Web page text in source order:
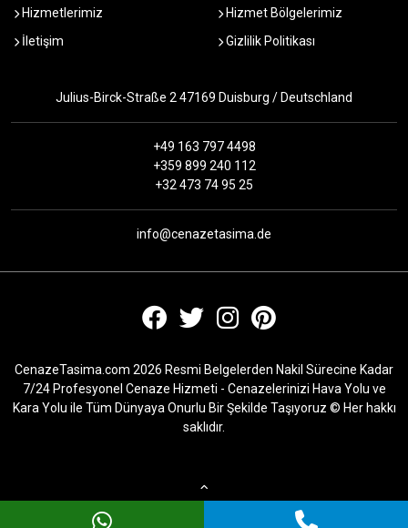
Hizmetlerimiz
Hizmet Bölgelerimiz
İletişim
Gizlilik Politikası
Julius-Birck-Straße 2 47169 Duisburg / Deutschland
+49 163 797 4498
+359 899 240 112
+32 473 74 95 25
info@cenazetasima.de
CenazeTasima.com 2026 Resmi Belgelerden Nakil Sürecine Kadar
7/24 Profesyonel Cenaze Hizmeti - Cenazelerinizi Hava Yolu ve
Kara Yolu ile Tüm Dünyaya Onurlu Bir Şekilde Taşıyoruz © Her hakkı
saklıdır.